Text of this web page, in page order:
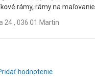
rámy, rámy na maľovanie.
24 , 036 01 Martin
hodnotenie